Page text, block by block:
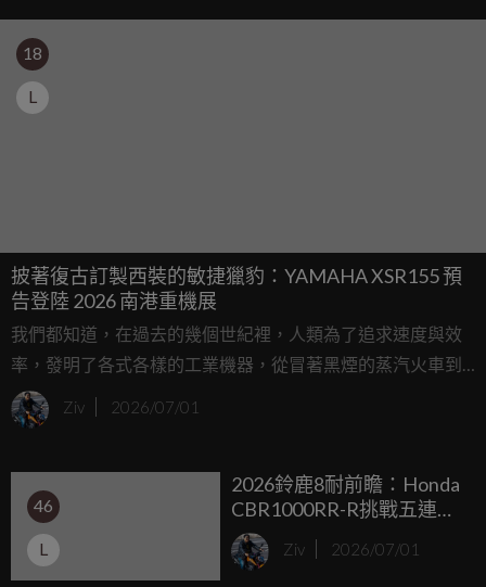
18
L
披著復古訂製西裝的敏捷獵豹：YAMAHA XSR155 預
告登陸 2026 南港重機展
我們都知道，在過去的幾個世紀裡，人類為了追求速度與效
率，發明了各式各樣的工業機器，從冒著黑煙的蒸汽火車到
突破音障的戰鬥機，歷史的巨輪總是無情地向前轉動，往往
把舊時代的浪漫美學遺落在博物館的玻璃櫃裡。
Ziv 2026/07/01
46
L
2026鈴鹿8耐前瞻：Honda
CBR1000RR-R挑戰五連
霸，YAMAHA R1迎來老將
終局之戰！
Ziv 2026/07/01